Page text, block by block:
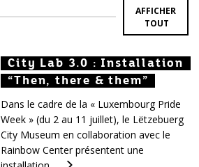
AFFICHER
TOUT
City Lab 3.0 : Installation
“Then, there & them”
City Lab 3.0 : Installation
“Then, there & them”
City Lab 3.0 : Installation
“Then, there & them”
Dans le cadre de la « Luxembourg Pride
Week » (du 2 au 11 juillet), le Lëtzebuerg
City Museum en collaboration avec le
Rainbow Center présentent une